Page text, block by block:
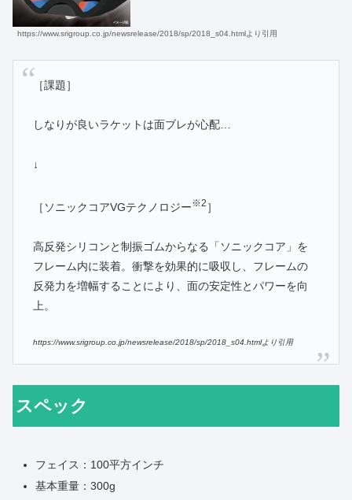
https://www.srigroup.co.jp/newsrelease/2018/sp/2018_s04.htmlより引用
［課題］
しなりが良いラケットは面ブレが心配…
↓
［ソニックコアVGテクノロジー※2 ］
高反発シリコンと制振ゴムからなる「ソニックコア」を
フレーム内に装着。衝撃を効果的に吸収し、フレームの
反発力を増幅することにより、面の安定性とパワーを向
上。
https://www.srigroup.co.jp/newsrelease/2018/sp/2018_s04.htmlより引用
スペック
フェイス：100平方インチ
基本重量：300g